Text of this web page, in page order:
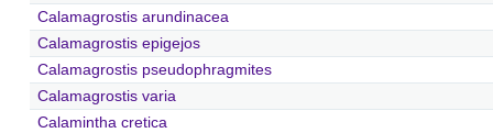
Calamagrostis arundinacea
Calamagrostis epigejos
Calamagrostis pseudophragmites
Calamagrostis varia
Calamintha cretica